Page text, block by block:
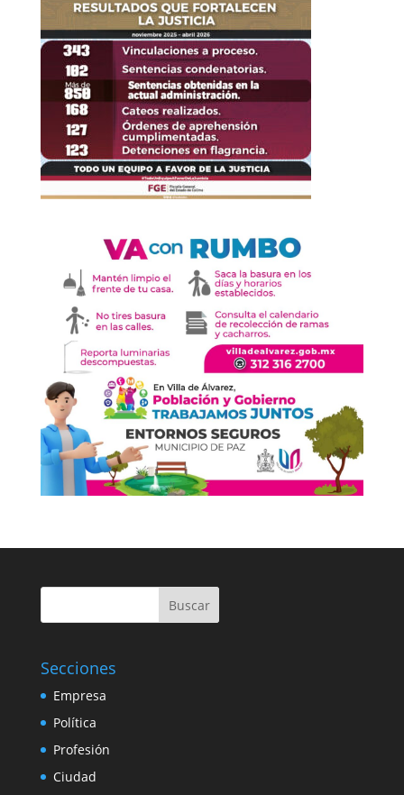
Buscar
Secciones
Empresa
Política
Profesión
Ciudad